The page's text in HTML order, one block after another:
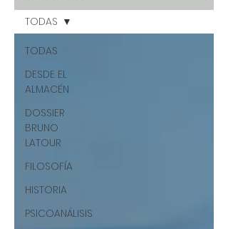
TODAS
DESDE EL
ALMACÉN
DOSSIER
BRUNO
LATOUR
FILOSOFÍA
HISTORIA
PSICOANÁLISIS
TODAS